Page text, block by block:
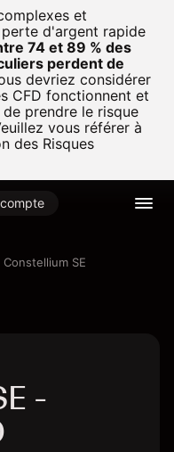
et
d'argent rapide
74 et 89 % des
perdent de
devriez considérer
CFD fonctionnent et
prendre le risque
vous référer à
des Risques
Constellium SE
-